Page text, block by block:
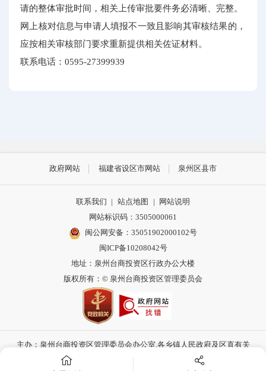
请的整体审批时间，相关上传审批要件务必清晰、完整。
网上核对信息与申请人填报不一致且影响其审核结果的，
应按相关审核部门要求重新提供相关佐证材料。
联系电话：0595-27399939
政府网站 福建省设区市网站 泉州区县市
联系我们 | 站点地图 |
网站说明
网站标识码：3505000061
闽公网安备：35051902000102号
闽ICP备10208042号
地址：泉州台商投资区行政办公大楼
版权所有：© 泉州台商投资区管理委员会
主办：泉州台商投资区管理委员会办公室,各乡镇人民政府及区直有关
部门联合承办